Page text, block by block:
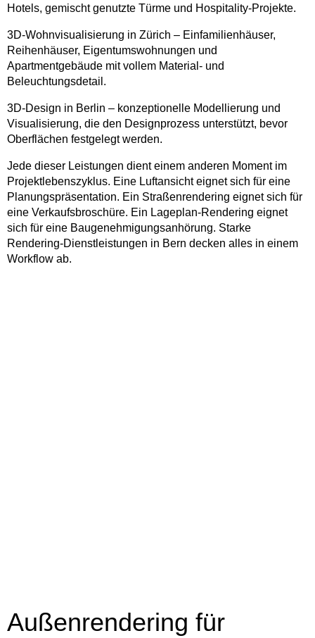
Hotels, gemischt genutzte Türme und Hospitality-Projekte.
3D-Wohnvisualisierung in Zürich – Einfamilienhäuser,
Reihenhäuser, Eigentumswohnungen und
Apartmentgebäude mit vollem Material- und
Beleuchtungsdetail.
3D-Design in Berlin – konzeptionelle Modellierung und
Visualisierung, die den Designprozess unterstützt, bevor
Oberflächen festgelegt werden.
Jede dieser Leistungen dient einem anderen Moment im
Projektlebenszyklus. Eine Luftansicht eignet sich für eine
Planungspräsentation. Ein Straßenrendering eignet sich für
eine Verkaufsbroschüre. Ein Lageplan-Rendering eignet
sich für eine Baugenehmigungsanhörung. Starke
Rendering-Dienstleistungen in Bern decken alles in einem
Workflow ab.
Außenrendering für